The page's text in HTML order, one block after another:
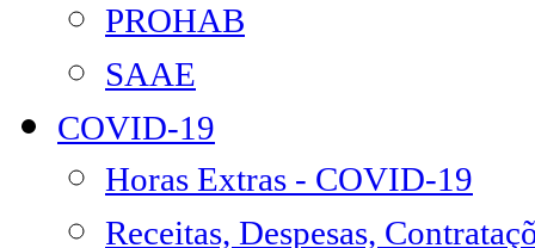
PROHAB
SAAE
COVID-19
Horas Extras - COVID-19
Receitas, Despesas,